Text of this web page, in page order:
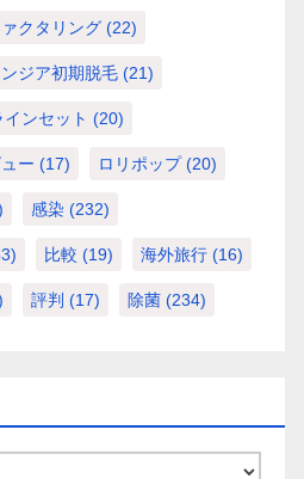
クタリング (22)
ジア初期脱毛 (21)
ンセット (20)
ー (17) ロリポップ(20)
感染 (232)
比較 (19) 海外旅行 (16)
評判 (17) 除菌 (234)